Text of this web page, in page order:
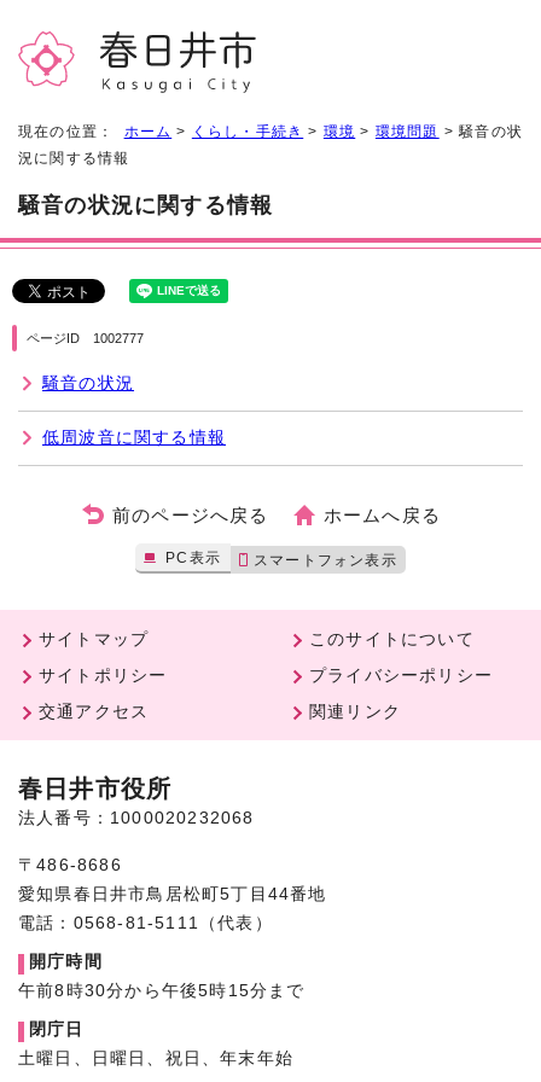
現在の位置： ホーム > くらし・手続き > 環境 > 環境問題 > 騒音の状
況に関する情報
騒音の状況に関する情報
ページID 1002777
騒音の状況
低周波音に関する情報
前のページへ戻る ホームへ戻る
PC表示 スマートフォン表示
サイトマップ
このサイトについて
サイトポリシー
プライバシーポリシー
交通アクセス
関連リンク
春日井市役所
法人番号：1000020232068
〒486-8686
愛知県春日井市鳥居松町5丁目44番地
電話：0568-81-5111（代表）
開庁時間
午前8時30分から午後5時15分まで
閉庁日
土曜日、日曜日、祝日、年末年始